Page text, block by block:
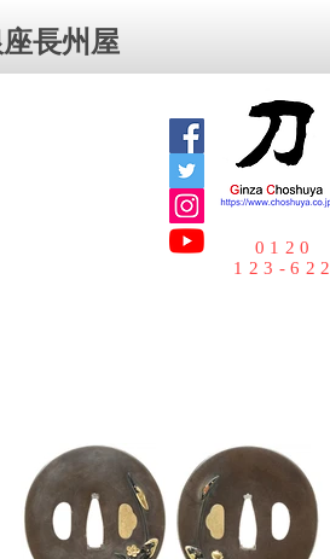
⻑州屋
0120
123-622